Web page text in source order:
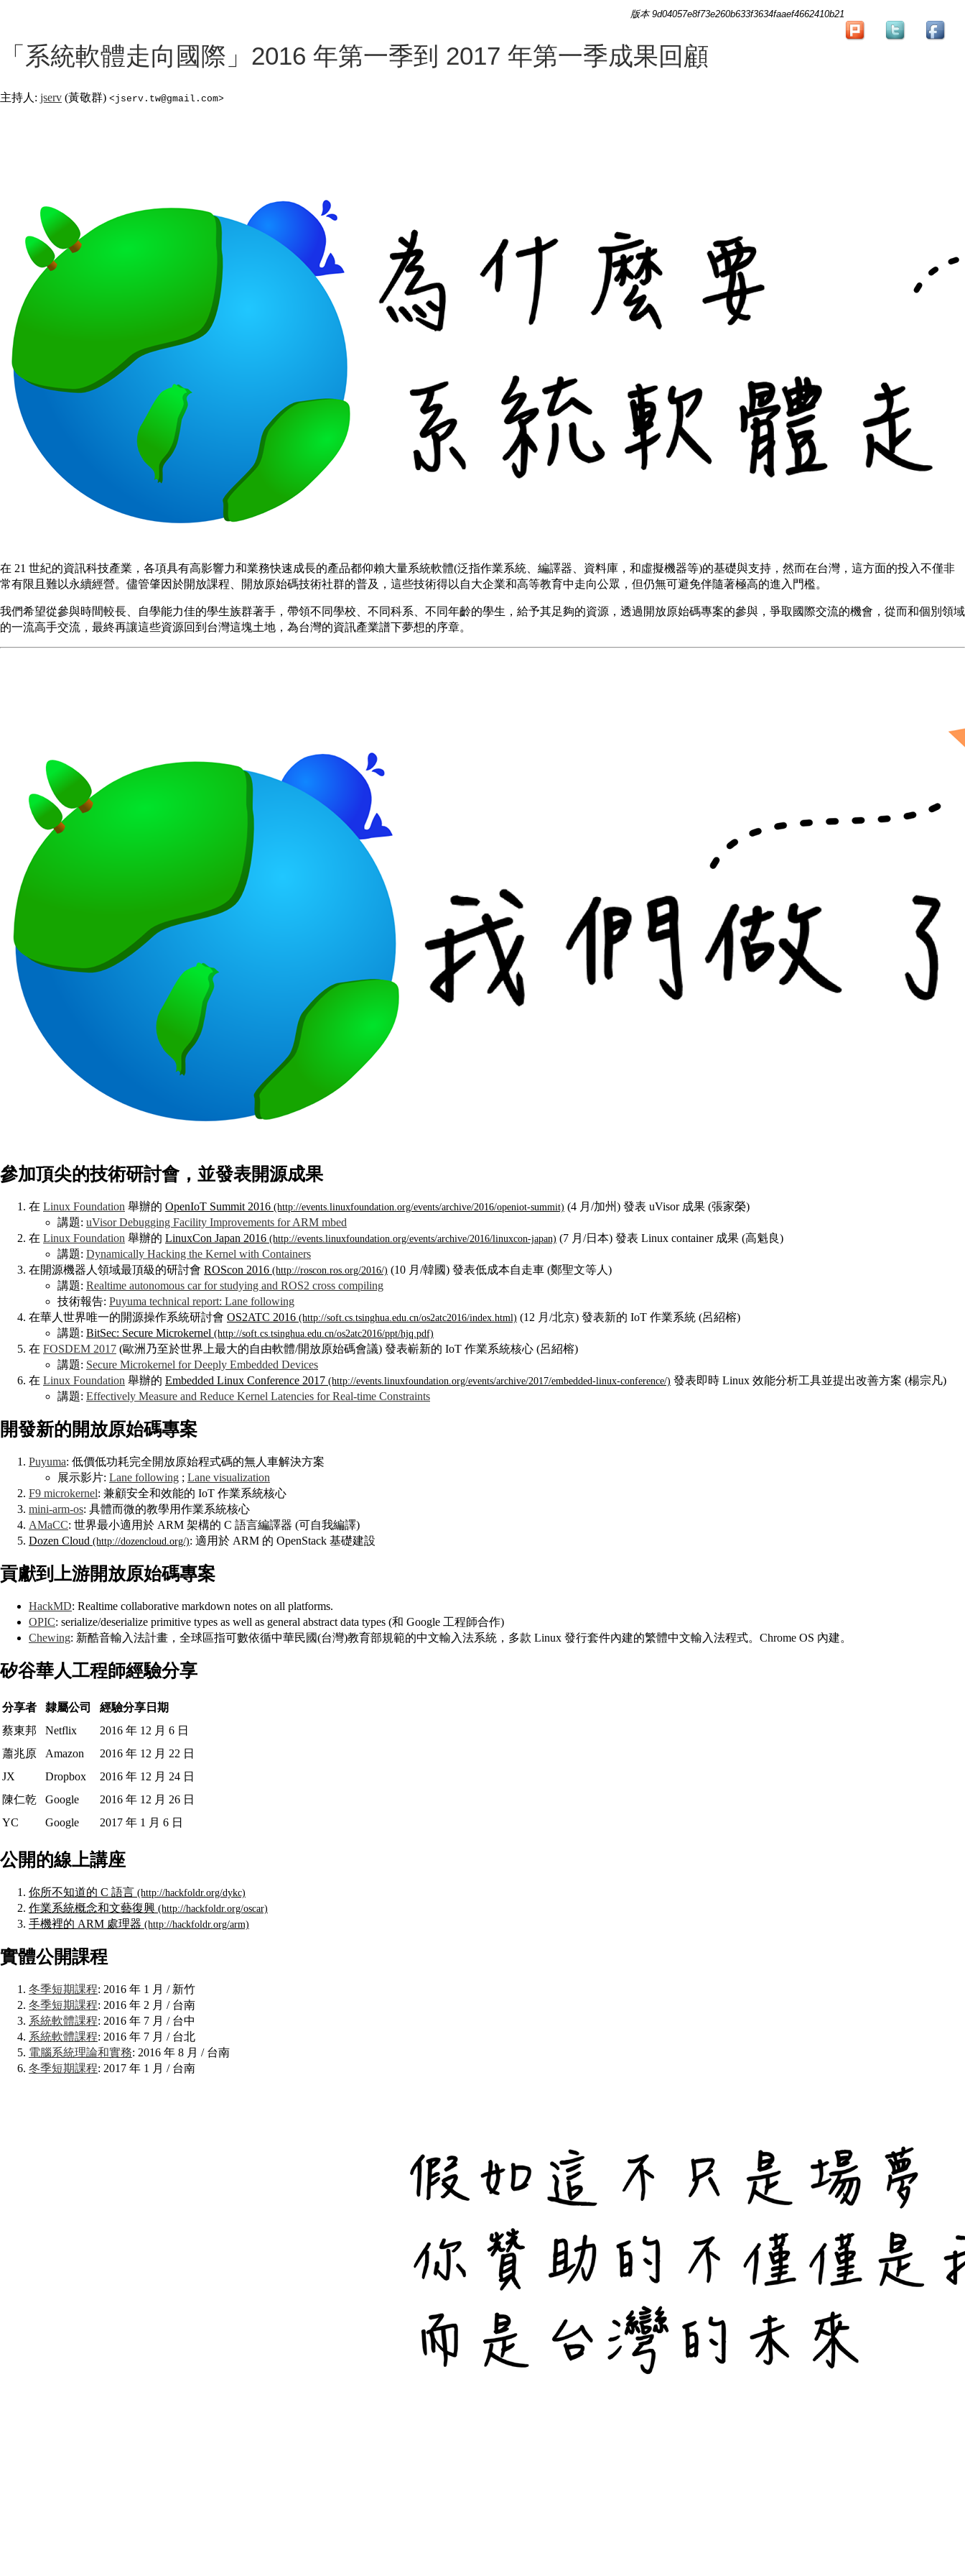
版本 9d04057e8f73e260b633f3634faaef4662410b21
「系統軟體走向國際」2016 年第一季到 2017 年第一季成果回顧
主持人: jserv (黃敬群) <jserv.tw@gmail.com>
在 21 世紀的資訊科技產業，各項具有高影響力和業務快速成長的產品都仰賴大量系統軟體(泛指作業系統、編譯器、資料庫，和虛擬機器等)的基礎與支持，然而在台灣，這方面的投入不僅非
常有限且難以永續經營。儘管肇因於開放課程、開放原始碼技術社群的普及，這些技術得以自大企業和高等教育中走向公眾，但仍無可避免伴隨著極高的進入門檻。
我們希望從參與時間較長、自學能力佳的學生族群著手，帶領不同學校、不同科系、不同年齡的學生，給予其足夠的資源，透過開放原始碼專案的參與，爭取國際交流的機會，從而和個別領域
的一流高手交流，最終再讓這些資源回到台灣這塊土地，為台灣的資訊產業譜下夢想的序章。
參加頂尖的技術研討會，並發表開源成果
在 Linux Foundation 舉辦的 OpenIoT Summit 2016
(4 月/加州) 發表 uVisor 成果 (張家榮)
講題: uVisor Debugging Facility Improvements for ARM mbed
在 Linux Foundation 舉辦的 LinuxCon Japan 2016
(7 月/日本) 發表 Linux container 成果 (高魁良)
講題: Dynamically Hacking the Kernel with Containers
在開源機器人領域最頂級的研討會 ROScon 2016
(10 月/韓國) 發表低成本自走車 (鄭聖文等人)
講題: Realtime autonomous car for studying and ROS2 cross compiling
技術報告: Puyuma technical report: Lane following
在華人世界唯一的開源操作系統研討會 OS2ATC 2016
(12 月/北京) 發表新的 IoT 作業系統 (呂紹榕)
講題: BitSec: Secure Microkernel
在 FOSDEM 2017 (歐洲乃至於世界上最大的自由軟體/開放原始碼會議) 發表嶄新的 IoT 作業系統核心 (呂紹榕)
講題: Secure Microkernel for Deeply Embedded Devices
在 Linux Foundation 舉辦的 Embedded Linux Conference 2017
發表即時 Linux 效能分析工具並提出改善方案 (楊宗凡)
講題: Effectively Measure and Reduce Kernel Latencies for Real-time Constraints
開發新的開放原始碼專案
Puyuma: 低價低功耗完全開放原始程式碼的無人車解決方案
展示影片: Lane following ; Lane visualization
F9 microkernel: 兼顧安全和效能的 IoT 作業系統核心
mini-arm-os: 具體而微的教學用作業系統核心
AMaCC: 世界最小適用於 ARM 架構的 C 語言編譯器 (可自我編譯)
Dozen Cloud
: 適用於 ARM 的 OpenStack 基礎建設
貢獻到上游開放原始碼專案
HackMD: Realtime collaborative markdown notes on all platforms.
OPIC: serialize/deserialize primitive types as well as general abstract data types (和 Google 工程師合作)
Chewing: 新酷音輸入法計畫，全球區指可數依循中華民國(台灣)教育部規範的中文輸入法系統，多款 Linux 發行套件內建的繁體中文輸入法程式。Chrome OS 內建。
矽谷華人工程師經驗分享
分享者 隸屬公司
經驗分享日期
蔡東邦
Netflix
2016 年 12 月 6 日
蕭兆原
Amazon
2016 年 12 月 22 日
JX
Dropbox
2016 年 12 月 24 日
陳仁乾
Google
2016 年 12 月 26 日
YC
Google 2017 年 1 月 6 日
公開的線上講座
你所不知道的 C 語言
作業系統概念和文藝復興
手機裡的 ARM 處理器
實體公開課程
冬季短期課程: 2016 年 1 月 / 新竹
冬季短期課程: 2016 年 2 月 / 台南
系統軟體課程: 2016 年 7 月 / 台中
系統軟體課程: 2016 年 7 月 / 台北
電腦系統理論和實務: 2016 年 8 月 / 台南
冬季短期課程: 2017 年 1 月 / 台南